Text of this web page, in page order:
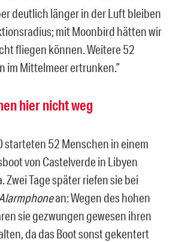
deutlich länger in der Luft bleiben
mit Moonbird hätten wir
fliegen können. Weitere 52
im Mittelmeer ertrunken.”
hier nicht weg
starteten 52 Menschen in einem
von Castelverde in Libyen
Zwei Tage später riefen sie bei
an: Wegen des hohen
sie gezwungen gewesen ihren
da das Boot sonst gekentert